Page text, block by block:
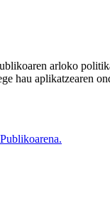
arloko
hau aplikatzearen